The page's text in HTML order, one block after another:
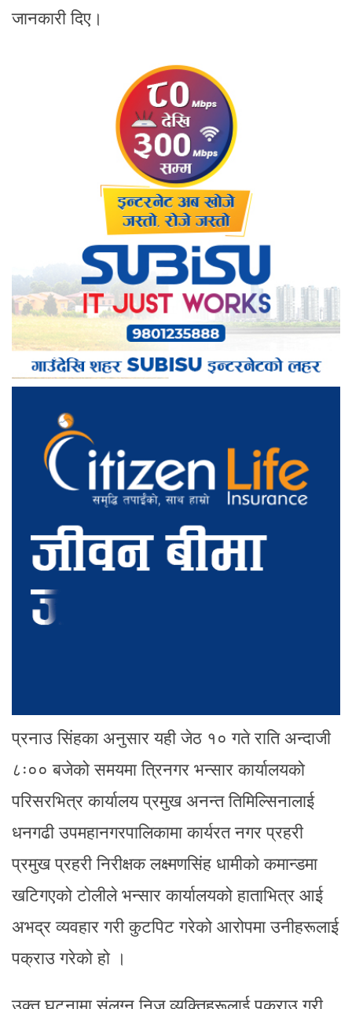
जानकारी दिए।
प्रनाउ सिंहका अनुसार यही जेठ १० गते राति अन्दाजी
८ः०० बजेको समयमा त्रिनगर भन्सार कार्यालयको
परिसरभित्र कार्यालय प्रमुख अनन्त तिमिल्सिनालाई
धनगढी उपमहानगरपालिकामा कार्यरत नगर प्रहरी
प्रमुख प्रहरी निरीक्षक लक्ष्मणसिंह धामीको कमान्डमा
खटिगएको टोलीले भन्सार कार्यालयको हाताभित्र आई
अभद्र व्यवहार गरी कुटपिट गरेको आरोपमा उनीहरूलाई
पक्राउ गरेको हो ।